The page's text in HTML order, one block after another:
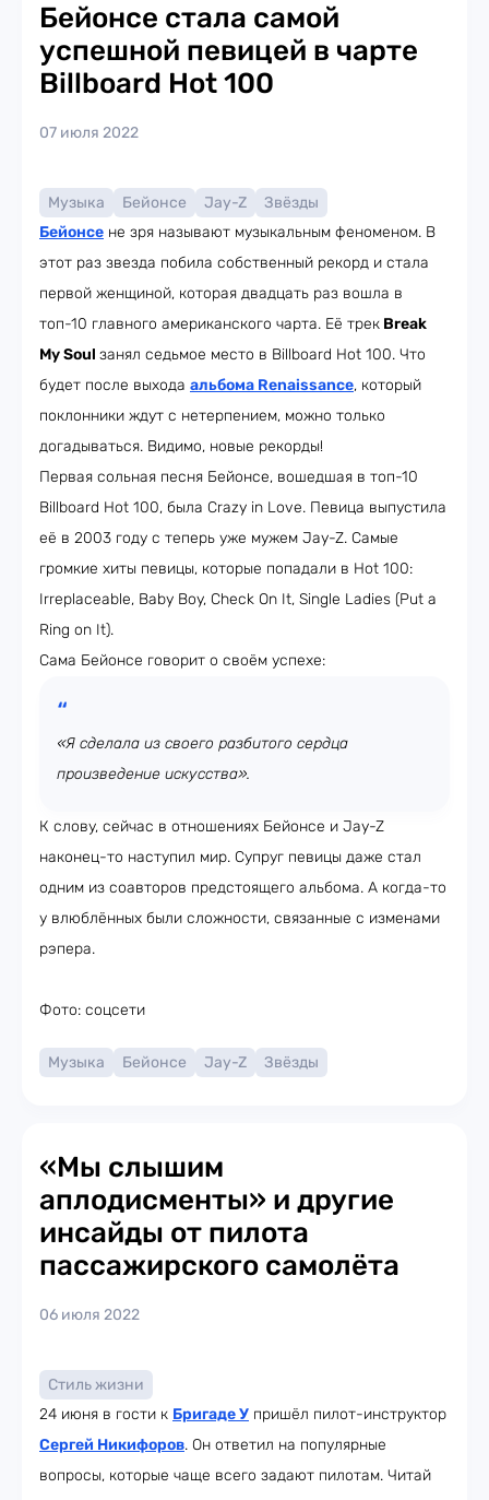
Бейонсе стала самой
успешной певицей в чарте
Billboard Hot 100
07 июля 2022
Музыка Бейонсе Jay-Z
Звёзды
Бейонсе не зря называют музыкальным феноменом. В
этот раз звезда побила собственный рекорд и стала
первой женщиной, которая двадцать раз вошла в
топ-10 главного американского чарта. Её трек Break
My Soul занял седьмое место в Billboard Hot 100. Что
будет после выхода альбома Renaissance, который
поклонники ждут с нетерпением, можно только
догадываться. Видимо, новые рекорды!
Первая сольная песня Бейонсе, вошедшая в топ-10
Billboard Hot 100, была Crazy in Love. Певица выпустила
её в 2003 году с теперь уже мужем Jay-Z. Самые
громкие хиты певицы, которые попадали в Hot 100:
Irreplaceable, Baby Boy, Check On It, Single Ladies (Put a
Ring on It).
Сама Бейонсе говорит о своём успехе:
«Я сделала из своего разбитого сердца
произведение искусства».
К слову, сейчас в отношениях Бейонсе и Jay-Z
наконец-то наступил мир. Супруг певицы даже стал
одним из соавторов предстоящего альбома. А когда-то
у влюблённых были сложности, связанные с изменами
рэпера.
Фото: соцсети
Музыка Бейонсе Jay-Z Звёзды
«Мы слышим
аплодисменты» и другие
инсайды от пилота
пассажирского самолёта
06 июля 2022
Стиль жизни
24 июня в гости к Бригаде У пришёл пилот-инструктор
Сергей Никифоров. Он ответил на популярные
вопросы, которые чаще всего задают пилотам. Читай